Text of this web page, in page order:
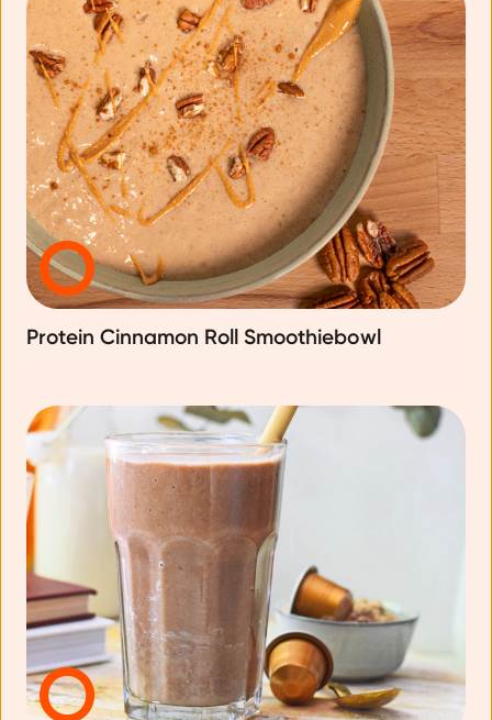
Protein Cinnamon Roll Smoothiebowl